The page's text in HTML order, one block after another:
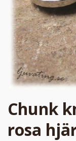
Chunk
rosa